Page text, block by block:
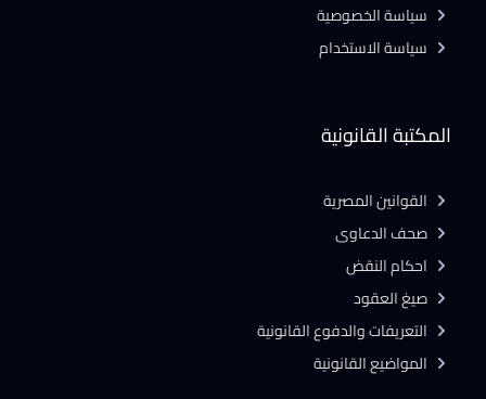
المكتبة القانونية
القوانين المصرية
صحف الدعاوى
احكام النقض
صيغ العقود
التعريفات والدفوع القانونية
المواضيع القانونية
سياسة الخصوصية
سياسة الاستخدام